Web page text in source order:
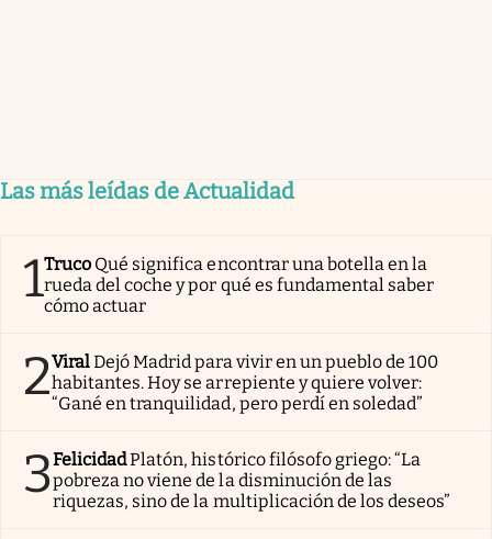
Las más leídas de Actualidad
1Truco Qué significa encontrar una botella en la
rueda del coche y por qué es fundamental saber
cómo actuar
2ViralDejó Madrid para vivir en un pueblo de 100
habitantes. Hoy se arrepiente y quiere volver:
“Gané en tranquilidad, pero perdí en soledad”
3FelicidadPlatón, histórico filósofo griego: “La
pobreza no viene de la disminución de las
riquezas, sino de la multiplicación de los deseos”